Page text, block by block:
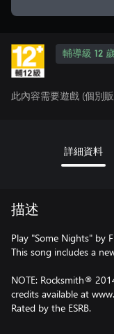
輔導級 12
此內容需要遊戲 (個別販
詳細資料
描述
Play "Some Nights" by
This song includes a
NOTE: Rocksmith®
credits available at
Rated by the ESRB.